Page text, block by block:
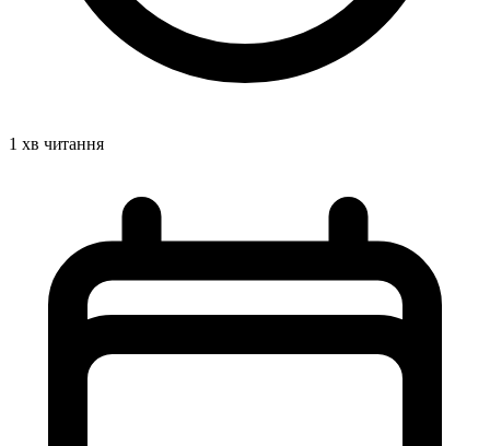
1 хв читання